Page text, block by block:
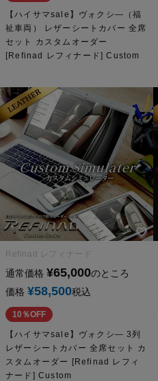
【ハイサマsale】ヴォクシ―（福
祉車両） レザーシートカバー 全席
セット カスタムオーダー
[Refinad レフィナード] Custom
Refinad レフィナード
通常価格 ¥65,000のところ
価格 ¥58,500税込
10％OFF
【ハイサマsale】ヴォクシ― 3列
レザーシートカバー 全席セット カ
スタムオーダー [Refinad レフィ
ナード] Custom